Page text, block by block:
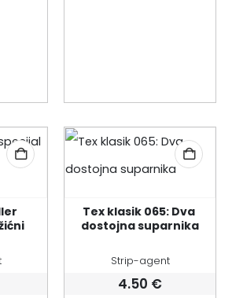
Tex klasik 065: Dva
dostojna suparnika
Strip-agent
4.50 €